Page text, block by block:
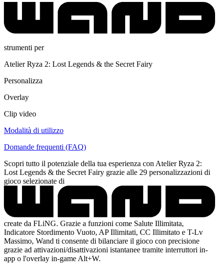
strumenti per
Atelier Ryza 2: Lost Legends & the Secret Fairy
Personalizza
Overlay
Clip video
Modalità di utilizzo
Domande frequenti (FAQ)
Scopri tutto il potenziale della tua esperienza con Atelier Ryza 2:
Lost Legends & the Secret Fairy grazie alle 29 personalizzazioni di
gioco selezionate di
create da FLiNG. Grazie a funzioni come Salute Illimitata,
Indicatore Stordimento Vuoto, AP Illimitati, CC Illimitato e T-Lv
Massimo, Wand ti consente di bilanciare il gioco con precisione
grazie ad attivazioni/disattivazioni istantanee tramite interruttori in-
app o l'overlay in-game Alt+W.